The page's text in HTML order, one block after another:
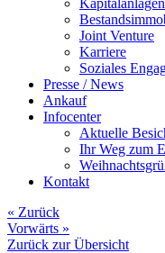
Kapitalanlagen
Joint Venture
Karriere
Soziales
Presse / News
Ankauf
Infocenter
Aktuelle
Ihr Weg zum
Kontakt
« Zurück
Vorwärts »
Zurück zur Übersicht